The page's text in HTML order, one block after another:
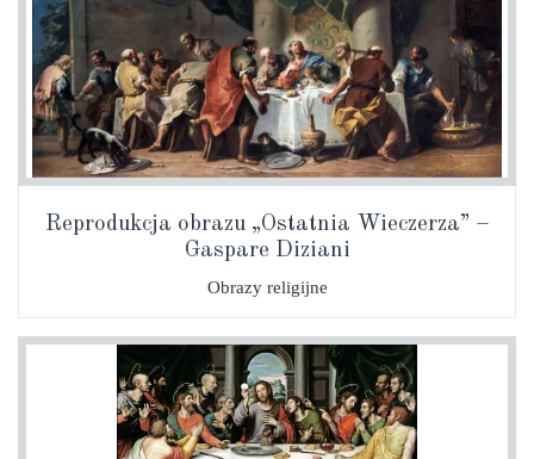
Reprodukcja obrazu „Ostatnia Wieczerza” –
Gaspare Diziani
Obrazy religijne